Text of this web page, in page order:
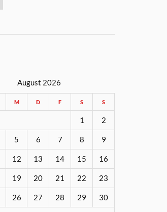
August 2026
M D F S S
1 2
5 6 7 8 9
12 13 14 15 16
19 20 21 22 23
26 27 28 29 30